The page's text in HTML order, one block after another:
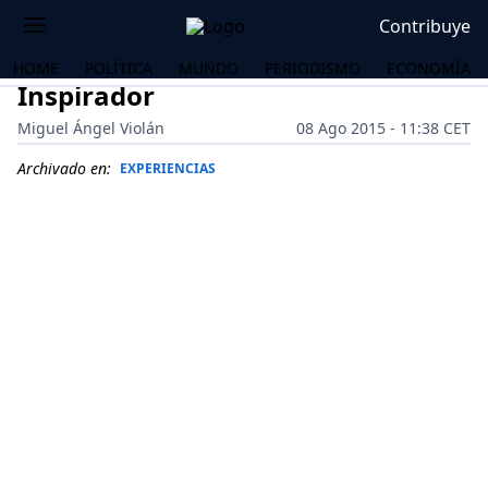
Contribuye
HOME POLÍTICA MUNDO PERIODISMO ECONOMÍA
Inspirador
Miguel Ángel Violán
08 Ago 2015 - 11:38 CET
Archivado en: EXPERIENCIAS